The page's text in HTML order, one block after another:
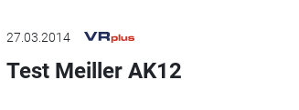
27.03.2014
Test Meiller AK12